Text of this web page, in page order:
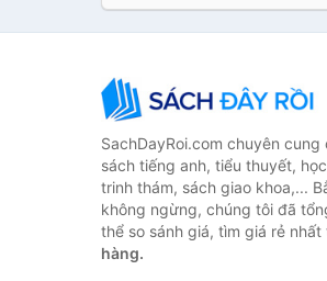
SachDayRoi.com chuyên
sách tiếng anh, tiểu thuyết,
trinh thám, sách giao khoa,...
không ngừng, chúng tôi đã
thể so sánh giá, tìm giá rẻ
hàng.